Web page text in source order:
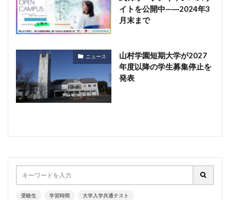
イトを公開中—―2024年3
月末まで
ニュース
山村学園短期大学が2027
年度以降の学生募集停止を
発表
受験生 学習時間 大学入学共通テスト